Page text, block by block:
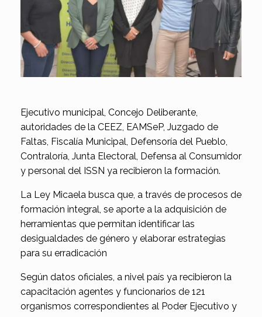
Ejecutivo municipal, Concejo Deliberante,
autoridades de la CEEZ, EAMSeP, Juzgado de
Faltas, Fiscalía Municipal, Defensoría del Pueblo,
Contraloría, Junta Electoral, Defensa al Consumidor
y personal del ISSN ya recibieron la formación.
La Ley Micaela busca que, a través de procesos de
formación integral, se aporte a la adquisición de
herramientas que permitan identificar las
desigualdades de género y elaborar estrategias
para su erradicación
Según datos oficiales, a nivel país ya recibieron la
capacitación agentes y funcionarios de 121
organismos correspondientes al Poder Ejecutivo y